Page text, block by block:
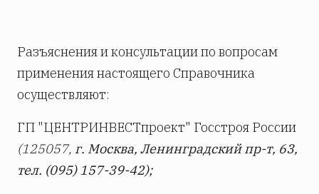
Разъяснения и консультации по вопросам
применения настоящего Справочника
осуществляют:
ГП "ЦЕНТРИНВЕСТпроект" Госстроя России
(125057, г. Москва, Ленинградский пр-т, 63,
тел. (095) 157-39-42);